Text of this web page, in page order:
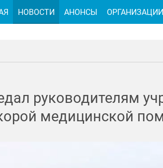
руководителям
медицинской
НОВОСТИ АНОНСЫ ОРГАНИЗАЦИИ